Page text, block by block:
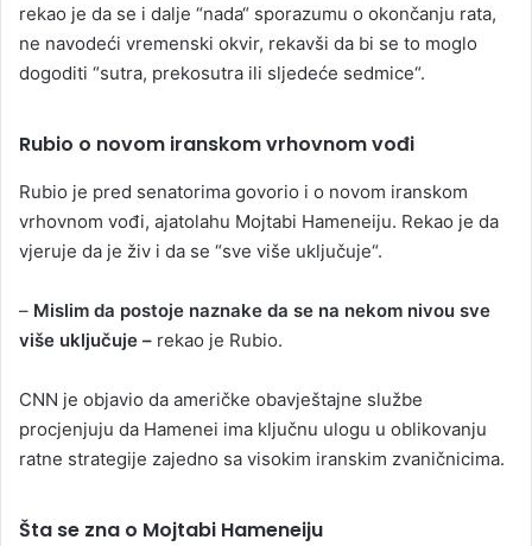
rekao je da se i dalje “nada“ sporazumu o okončanju rata,
ne navodeći vremenski okvir, rekavši da bi se to moglo
dogoditi “sutra, prekosutra ili sljedeće sedmice“.
Rubio o novom iranskom vrhovnom vođi
Rubio je pred senatorima govorio i o novom iranskom
vrhovnom vođi, ajatolahu Mojtabi Hameneiju. Rekao je da
vjeruje da je živ i da se “sve više uključuje“.
– Mislim da postoje naznake da se na nekom nivou sve
više uključuje – rekao je Rubio.
CNN je objavio da američke obavještajne službe
procjenjuju da Hamenei ima ključnu ulogu u oblikovanju
ratne strategije zajedno sa visokim iranskim zvaničnicima.
Šta se zna o Mojtabi Hameneiju